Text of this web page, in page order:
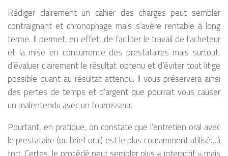
Rédiger clairement un cahier des charges peut sembler
contraignant et chronophage mais s’avère rentable à long
terme. Il permet, en effet, de faciliter le travail de l’acheteur
et la mise en concurrence des prestataires mais surtout,
d’évaluer clairement le résultat obtenu et d’éviter tout litige
possible quant au résultat attendu. Il vous préservera ainsi
des pertes de temps et d’argent que pourrait vous causer
un malentendu avec un fournisseur.
Pourtant, en pratique, on constate que l’entretien oral avec
le prestataire (ou brief oral) est le plus couramment utilisé…à
tort. Certes, le procédé peut sembler plus « interactif » mais